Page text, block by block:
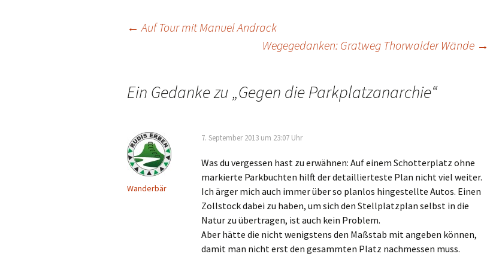
← Auf Tour mit Manuel Andrack
Wegegedanken: Gratweg Thorwalder Wände →
Ein Gedanke zu „Gegen die Parkplatzanarchie“
Wanderbär
7. September 2013 um 23:07 Uhr
Was du vergessen hast zu erwähnen: Auf einem Schotterplatz ohne
markierte Parkbuchten hilft der detaillierteste Plan nicht viel weiter.
Ich ärger mich auch immer über so planlos hingestellte Autos. Einen
Zollstock dabei zu haben, um sich den Stellplatzplan selbst in die
Natur zu übertragen, ist auch kein Problem.
Aber hätte die nicht wenigstens den Maßstab mit angeben können,
damit man nicht erst den gesammten Platz nachmessen muss.